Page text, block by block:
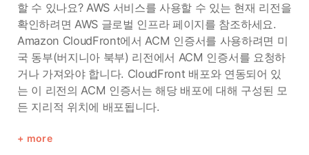
할 수 있나요? AWS 서비스를 사용할 수 있는 현재 리전을
확인하려면 AWS 글로벌 인프라 페이지를 참조하세요.
Amazon CloudFront에서 ACM 인증서를 사용하려면 미
국 동부(버지니아 북부) 리전에서 ACM 인증서를 요청하
거나 가져와야 합니다. CloudFront 배포와 연동되어 있
는 이 리전의 ACM 인증서는 해당 배포에 대해 구성된 모
든 지리적 위치에 배포됩니다.
more